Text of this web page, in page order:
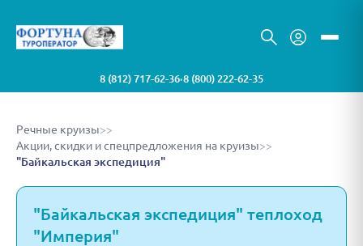
8 (812) 717-62-36•8 (800) 222-62-35
Речные круизы>>
Акции, скидки и спецпредложения на круизы>>
"Байкальская экспедиция"
"Байкальская экспедиция" теплоход
"Империя"